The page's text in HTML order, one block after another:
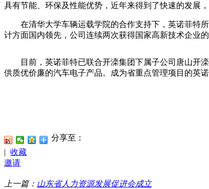
具有节能、环保及性能优势，近年来得到了快速的发展
在清华大学车辆运载学院的合作支持下，英诺菲特所
计方面国内领先，公司连续两次获得国家高新技术企业的
目前，英诺菲特已联合开滦集团下属子公司唐山开滦
供质优价廉的汽车电子产品。成为省重点管理项目的英
分享至：
| 收藏
邀请
上一篇： 山东省人力资源发展促进会成立